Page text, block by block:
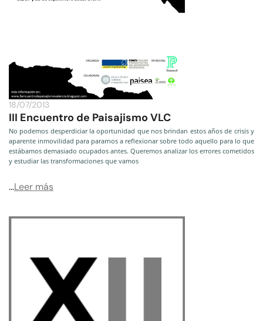
18/07/2013
III Encuentro de Paisajismo VLC
No podemos desperdiciar la oportunidad que nos brindan estos años de crisis y
aparente inmovilidad para pararnos a reflexionar sobre todo aquello para lo que
estábamos demasiado ocupados antes. Queremos analizar los errores cometidos
y estudiar las transformaciones que vamos
…Leer más